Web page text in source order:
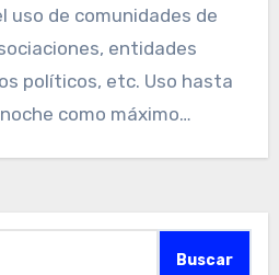
uso de comunidades de
entidades
políticos, etc. Uso hasta
como máximo…